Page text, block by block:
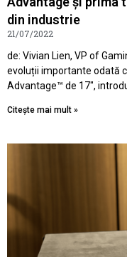
din industrie
21/07/2022
de: Vivian Lien, VP of
evoluții importante odată
Advantage™ de 17″,
Citește mai mult »